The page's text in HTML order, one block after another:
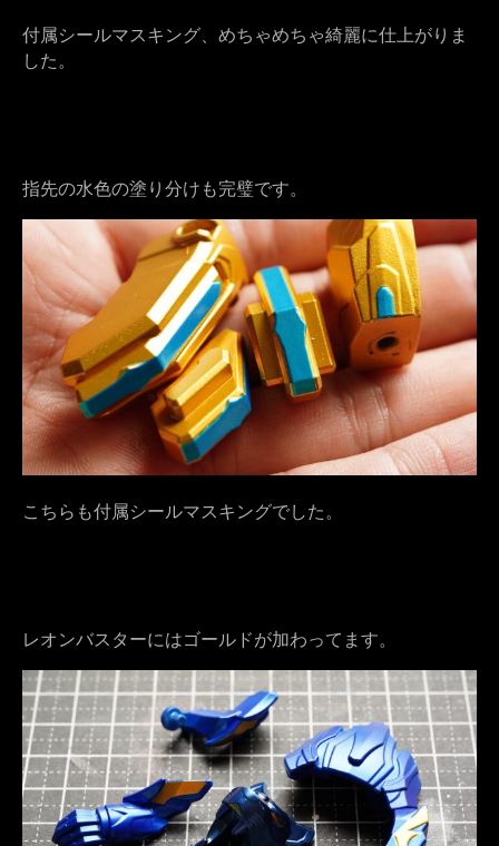
付属シールマスキング、めちゃめちゃ綺麗に仕上がりま
した。
指先の水色の塗り分けも完璧です。
こちらも付属シールマスキングでした。
レオンバスターにはゴールドが加わってます。